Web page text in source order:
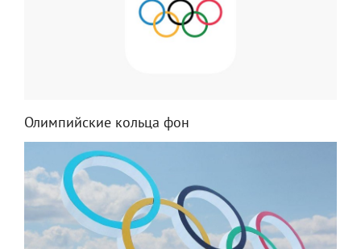
Олимпийские кольца фон